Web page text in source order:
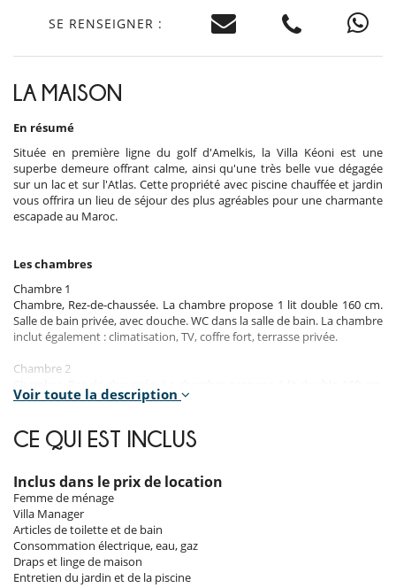
SE RENSEIGNER :
LA MAISON
En résumé
Située en première ligne du golf d'Amelkis, la Villa Kéoni est une
superbe demeure offrant calme, ainsi qu'une très belle vue dégagée
sur un lac et sur l'Atlas. Cette propriété avec piscine chauffée et jardin
vous offrira un lieu de séjour des plus agréables pour une charmante
escapade au Maroc.
Les chambres
Chambre 1
Chambre, Rez-de-chaussée. La chambre propose 1 lit double 160 cm.
Salle de bain privée, avec douche. WC dans la salle de bain. La chambre
inclut également : climatisation, TV, coffre fort, terrasse privée.
Chambre 2
Salle de bain privée, avec douche. WC dans la salle de bain. La chambre
Chambre 3
transformable en lits twin. Salle de bain privée, avec douche. WC dans
la salle de bain. La chambre inclut également : climatisation, TV.
Chambre 4
Chambre, 1er étage. La chambre propose 1 lit double 160 cm. Salle de
bain privée, avec douche. WC dans la salle de bain. La chambre inclut
également : climatisation, TV, terrasse privée.
Voir toute la description
CE QUI EST INCLUS
Inclus dans le prix de location
Femme de ménage
Villa Manager
Articles de toilette et de bain
Consommation électrique, eau, gaz
Draps et linge de maison
Entretien du jardin et de la piscine